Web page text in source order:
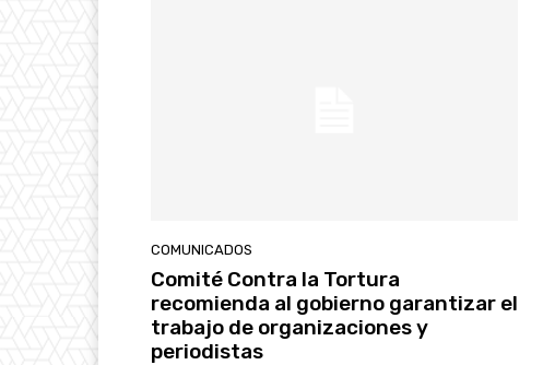
COMUNICADOS
Comité Contra la Tortura
recomienda al gobierno garantizar el
trabajo de organizaciones y
periodistas